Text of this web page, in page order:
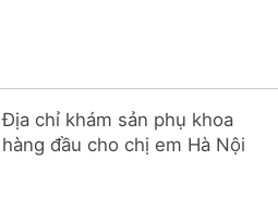
Địa chỉ khám sản phụ khoa
hàng đầu cho chị em Hà Nội